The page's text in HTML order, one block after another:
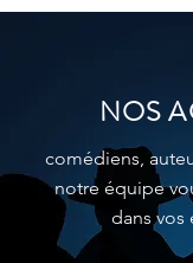
NOS
comédiens,
notre équipe
dans vos